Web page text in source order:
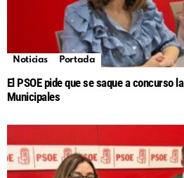
Noticias Portada
El PSOE pide que se saque a concurso
Municipales